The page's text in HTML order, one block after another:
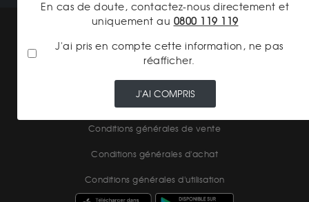
Mentions légales
CGV Gardienor
Cookies
Charte données personnelles
Conditions générales de vente
Conditions générales d'achat
Conditions générales d'utilisation
En cas de doute, contactez-nous directement et
uniquement au 0800 119 119
J'ai pris en compte cette information, ne pas
réafficher.
J'AI COMPRIS